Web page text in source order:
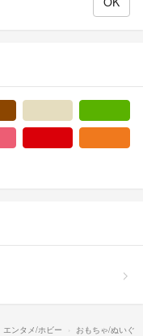
ー
エンタメ/ホビー
おもちゃ/ぬいぐ